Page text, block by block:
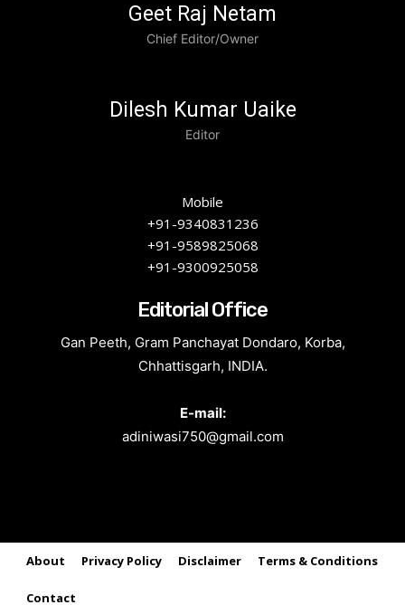
Geet Raj Netam
Chief Editor/Owner
Dilesh Kumar Uaike
Editor
Mobile
+91-9340831236
+91-9589825068
+91-9300925058
Editorial Office
Gan Peeth, Gram Panchayat Dondaro, Korba,
Chhattisgarh, INDIA.
E-mail:
adiniwasi750@gmail.com
About Privacy Policy Disclaimer Terms & Conditions
Contact